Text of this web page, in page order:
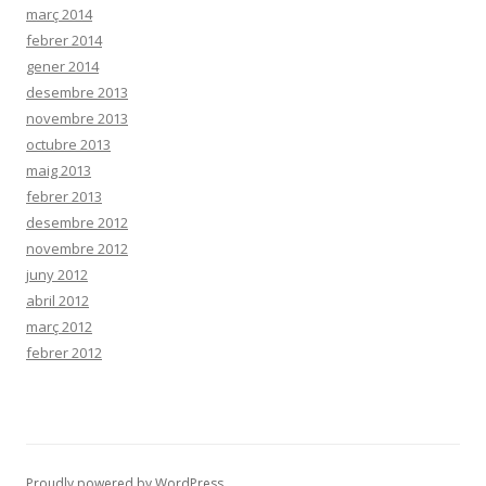
març 2014
febrer 2014
gener 2014
desembre 2013
novembre 2013
octubre 2013
maig 2013
febrer 2013
desembre 2012
novembre 2012
juny 2012
abril 2012
març 2012
febrer 2012